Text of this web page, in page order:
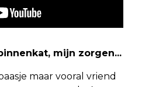
mijn zorgen...
maar vooral vriend